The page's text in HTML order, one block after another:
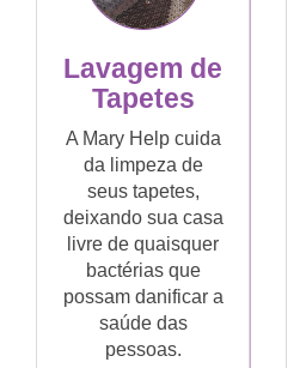
Lavagem de
Tapetes
A Mary Help cuida
da limpeza de
seus tapetes,
deixando sua casa
livre de quaisquer
bactérias que
possam danificar a
saúde das
pessoas.